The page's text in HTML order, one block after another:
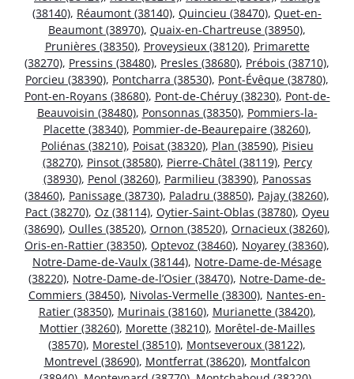
(38140), Réaumont (38140), Quincieu (38470), Quet-en-
Beaumont (38970), Quaix-en-Chartreuse (38950),
Prunières (38350), Proveysieux (38120), Primarette
(38270), Pressins (38480), Presles (38680), Prébois (38710),
Porcieu (38390), Pontcharra (38530), Pont-Évêque (38780),
Pont-en-Royans (38680), Pont-de-Chéruy (38230), Pont-de-
Beauvoisin (38480), Ponsonnas (38350), Pommiers-la-
Placette (38340), Pommier-de-Beaurepaire (38260),
Poliénas (38210), Poisat (38320), Plan (38590), Pisieu
(38270), Pinsot (38580), Pierre-Châtel (38119), Percy
(38930), Penol (38260), Parmilieu (38390), Panossas
(38460), Panissage (38730), Paladru (38850), Pajay (38260),
Pact (38270), Oz (38114), Oytier-Saint-Oblas (38780), Oyeu
(38690), Oulles (38520), Ornon (38520), Ornacieux (38260),
Oris-en-Rattier (38350), Optevoz (38460), Noyarey (38360),
Notre-Dame-de-Vaulx (38144), Notre-Dame-de-Mésage
(38220), Notre-Dame-de-l’Osier (38470), Notre-Dame-de-
Commiers (38450), Nivolas-Vermelle (38300), Nantes-en-
Ratier (38350), Murinais (38160), Murianette (38420),
Mottier (38260), Morette (38210), Morêtel-de-Mailles
(38570), Morestel (38510), Montseveroux (38122),
Montrevel (38690), Montferrat (38620), Montfalcon